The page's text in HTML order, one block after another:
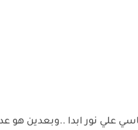
علي نور ابدا ..وبعدين هو